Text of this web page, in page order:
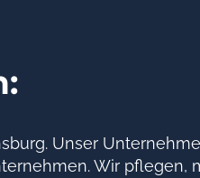
Unser
Wir pflegen,